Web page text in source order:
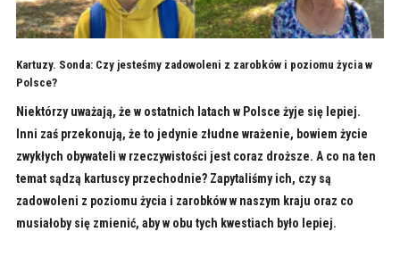
Kartuzy. Sonda: Czy jesteśmy zadowoleni z zarobków i poziomu życia w
Polsce?
Niektórzy uważają, że w ostatnich latach w Polsce żyje się lepiej.
Inni zaś przekonują, że to jedynie złudne wrażenie, bowiem życie
zwykłych obywateli w rzeczywistości jest coraz droższe. A co na ten
temat sądzą kartuscy przechodnie? Zapytaliśmy ich, czy są
zadowoleni z poziomu życia i zarobków w naszym kraju oraz co
musiałoby się zmienić, aby w obu tych kwestiach było lepiej.